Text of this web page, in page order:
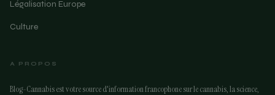
Légalisation Europe
Culture
A PROPOS
Blog-Cannabis est votre source d'information francophone sur le cannabis, la science,